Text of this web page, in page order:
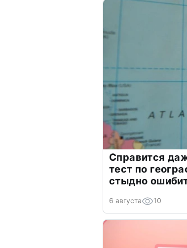
Справится
тест по
стыдно
6 августа 10